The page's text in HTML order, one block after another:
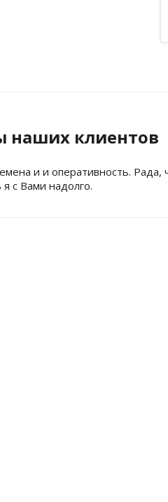
наших клиентов
и и оперативность. Рада,
с Вами надолго.